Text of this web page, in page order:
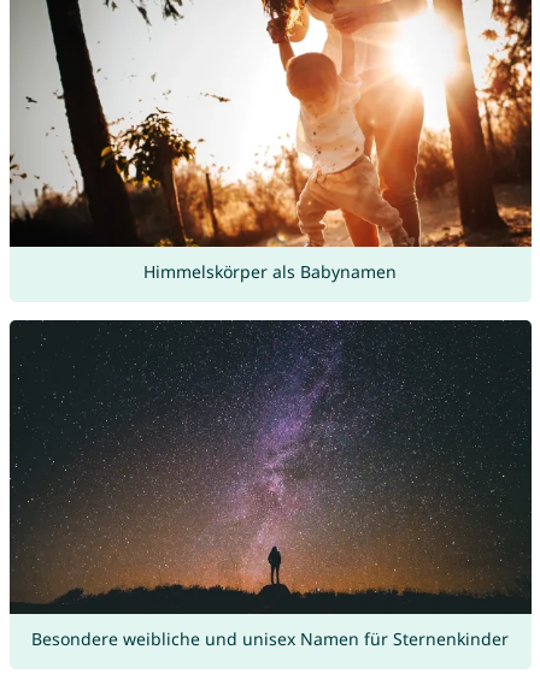
Himmelskörper als Babynamen
Besondere weibliche und unisex Namen für Sternenkinder